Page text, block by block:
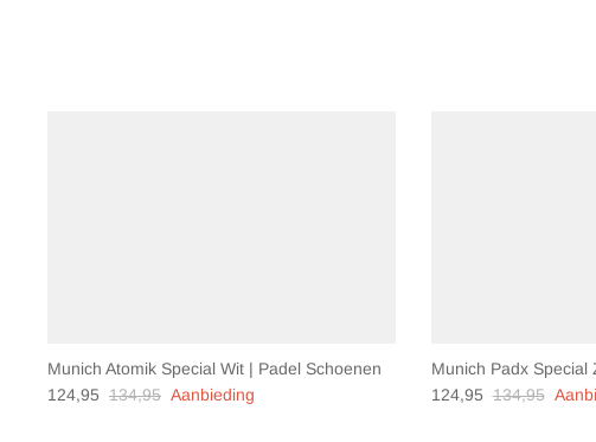
Munich Atomik Special Wit | Padel Schoenen
124,95 134,95 Aanbieding
Munich Padx Special
124,95 134,95